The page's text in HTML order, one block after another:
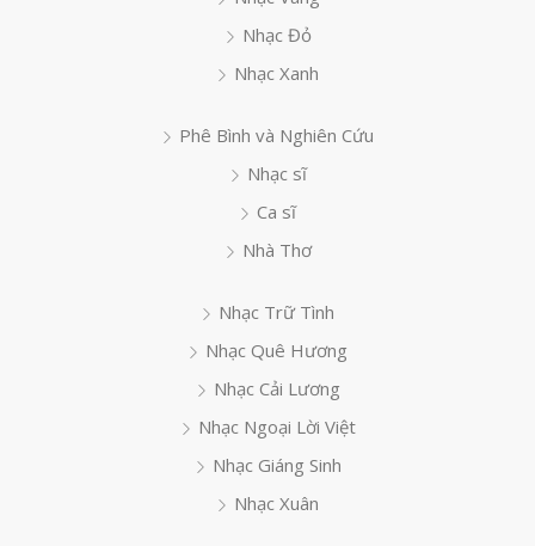
Nhạc Đỏ
Nhạc Xanh
Phê Bình và Nghiên Cứu
Nhạc sĩ
Ca sĩ
Nhà Thơ
Nhạc Trữ Tình
Nhạc Quê Hương
Nhạc Cải Lương
Nhạc Ngoại Lời Việt
Nhạc Giáng Sinh
Nhạc Xuân